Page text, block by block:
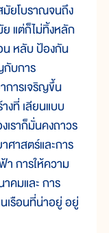
ยโบราณจนถึง
แต่ก็ไม่ทิ้งหลัก
หลับ ป้องกัน
กับการ
การเจริญขึ้น
งที่ เลียนแบบ
เราก็มั่นคงถาวร
ศาสตร์และการ
า การให้ความ
คมและ การ
เรือนที่น่าอยู่ อยู่